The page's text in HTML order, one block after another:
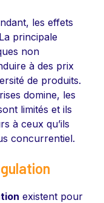
les effets
principale
non
à des prix
de produits.
domine, les
limités et ils
à ceux qu’ils
concurrentiel.
existent pour